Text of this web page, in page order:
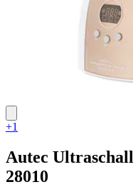
+1
Autec
28010